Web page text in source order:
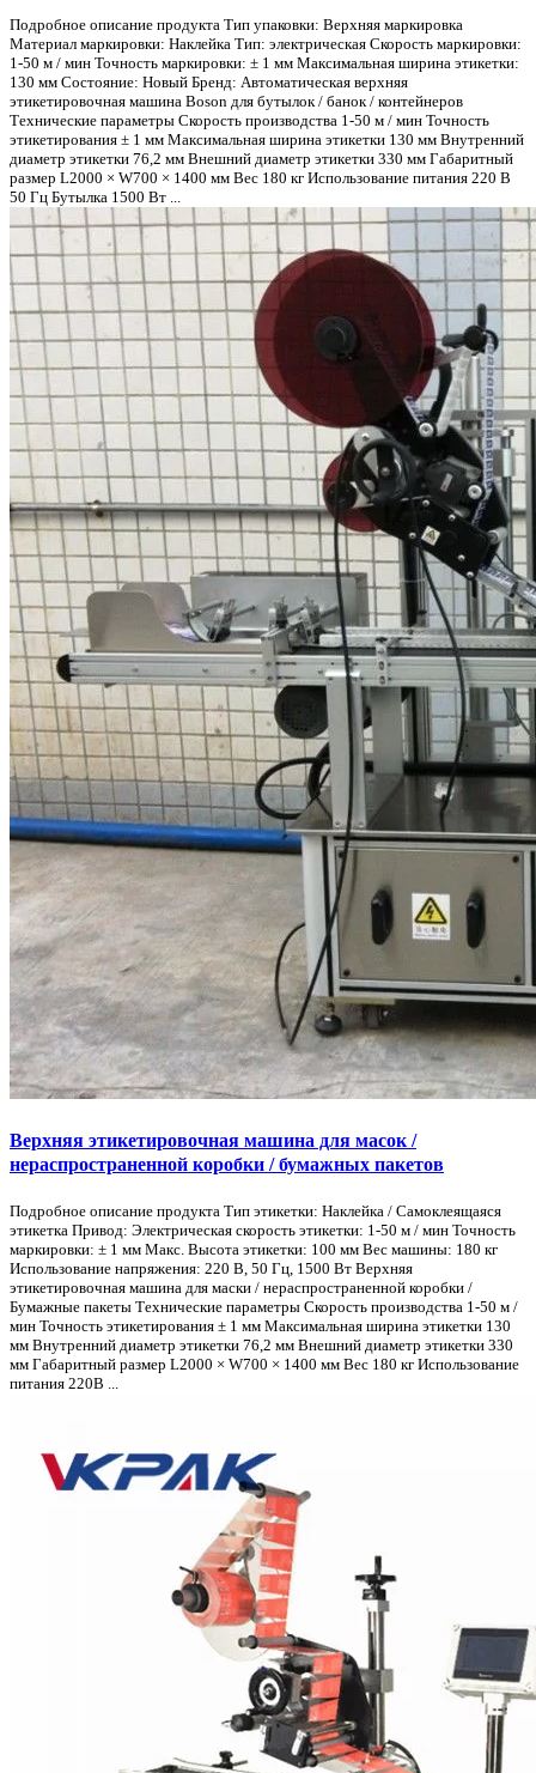
Подробное описание продукта Тип упаковки: Верхняя маркировка
Материал маркировки: Наклейка Тип: электрическая Скорость маркировки:
1-50 м / мин Точность маркировки: ± 1 мм Максимальная ширина этикетки:
130 мм Состояние: Новый Бренд: Автоматическая верхняя
этикетировочная машина Boson для бутылок / банок / контейнеров
Технические параметры Скорость производства 1-50 м / мин Точность
этикетирования ± 1 мм Максимальная ширина этикетки 130 мм Внутренний
диаметр этикетки 76,2 мм Внешний диаметр этикетки 330 мм Габаритный
размер L2000 × W700 × 1400 мм Вес 180 кг Использование питания 220 В
50 Гц Бутылка 1500 Вт ...
Верхняя этикетировочная машина для масок /
нераспространенной коробки / бумажных пакетов
Подробное описание продукта Тип этикетки: Наклейка / Самоклеящаяся
этикетка Привод: Электрическая скорость этикетки: 1-50 м / мин Точность
маркировки: ± 1 мм Макс. Высота этикетки: 100 мм Вес машины: 180 кг
Использование напряжения: 220 В, 50 Гц, 1500 Вт Верхняя
этикетировочная машина для маски / нераспространенной коробки /
Бумажные пакеты Технические параметры Скорость производства 1-50 м /
мин Точность этикетирования ± 1 мм Максимальная ширина этикетки 130
мм Внутренний диаметр этикетки 76,2 мм Внешний диаметр этикетки 330
мм Габаритный размер L2000 × W700 × 1400 мм Вес 180 кг Использование
питания 220В ...